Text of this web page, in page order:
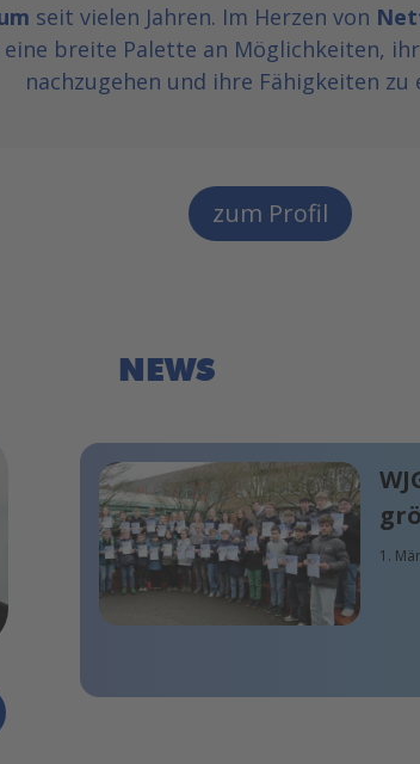
seit vielen Jahren. Im Herzen von
breite Palette an Möglichkeiten,
nachzugehen und ihre Fähigkeiten zu
zum Profil
NEWS
1.